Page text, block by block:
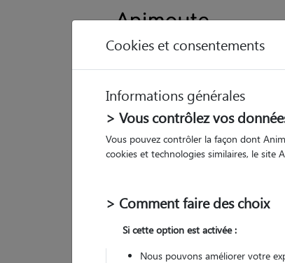
Cookies et consentements
Informations générales
> Vous contrôlez vos
Vous pouvez contrôler la façon dont
cookies et technologies similaires, le site
> Comment faire des choix
Si cette option est activée :
Nous pouvons améliorer votre